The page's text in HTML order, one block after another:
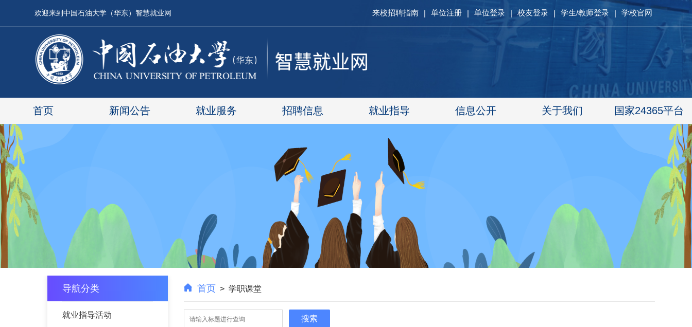
欢迎来到中国石油大学（华东）智慧就业网 来校招聘指南 | 单位注册 | 单位登录 | 校友登录 | 学生/教师登录 | 学校官网
首页 新闻公告 就业服务 招聘信息 就业指导 信息公开 关于我们 国家24365平台
导航分类
就业指导活动
首页 > 学职课堂
搜索